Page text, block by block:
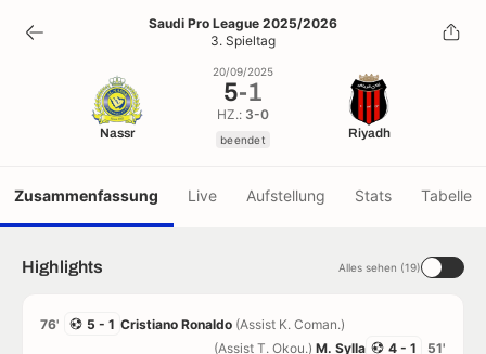
5-1
beendet
Saudi Pro League 2025/2026
3. Spieltag
Nassr
20/09/2025
5-1
HZ.: 3-0
beendet Riyadh
Zusammenfassung Live Aufstellung Stats Tabelle
Highlights Alles sehen (19)
76' 5 - 1 Cristiano Ronaldo (Assist K. Coman.)
51'
4 - 1
(Assist T. Okou.) M. Sylla